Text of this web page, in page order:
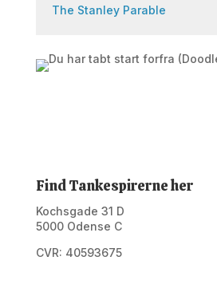
The Stanley Parable
Find Tankespirerne her
Kochsgade 31 D
5000 Odense C
CVR: 40593675